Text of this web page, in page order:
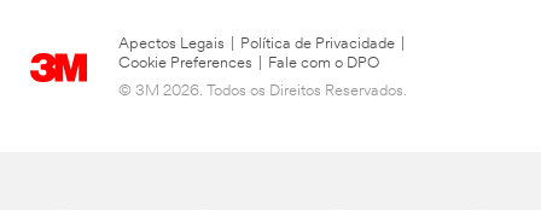
Apectos Legais Política de Privacidade
Cookie Preferences
Fale com o DPO
© 3M 2026. Todos os Direitos Reservados.